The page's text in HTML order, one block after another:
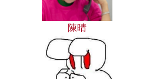
陳晴